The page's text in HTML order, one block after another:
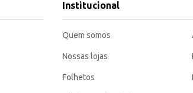
de praticidade e proteção duradoura, sendo uma
Institucional
Quem somos
Nossas lojas
Folhetos